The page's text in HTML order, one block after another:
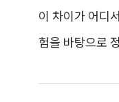
이 차이가 어디
험을 바탕으로